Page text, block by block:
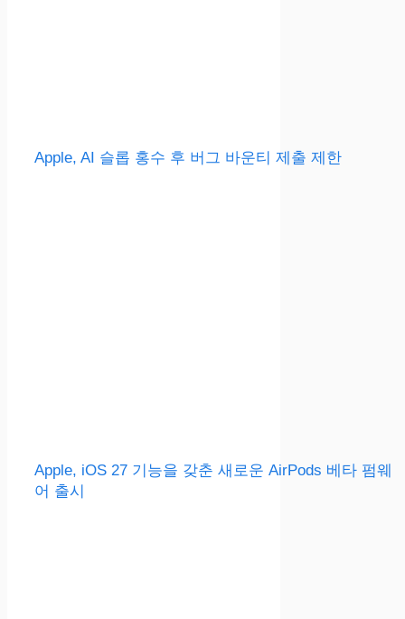
Apple, AI 슬롭 홍수 후 버그 바운티 제출 제한
Apple, iOS 27 기능을 갖춘 새로운 AirPods 베타 펌웨
어 출시